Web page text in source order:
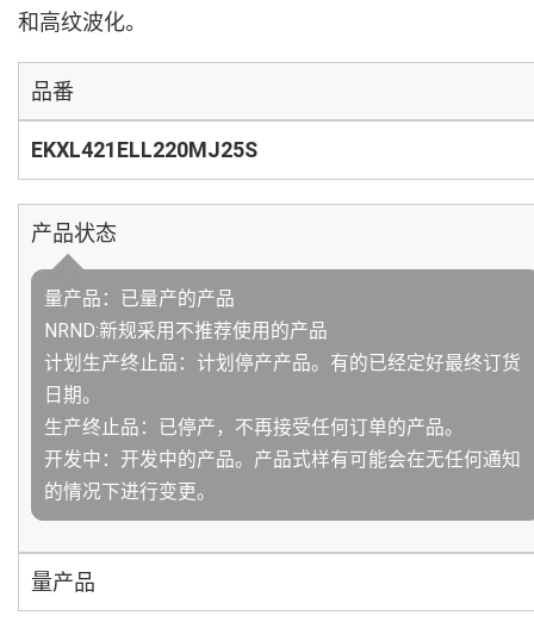
和高纹波化。
品番
EKXL421ELL220MJ25S
产品状态
量产品：已量产的产品
NRND:新规采用不推荐使用的产品
计划生产终止品：计划停产产品。有的已经定好最终订货
日期。
生产终止品：已停产，不再接受任何订单的产品。
开发中：开发中的产品。产品式样有可能会在无任何通知
的情况下进行变更。
量产品